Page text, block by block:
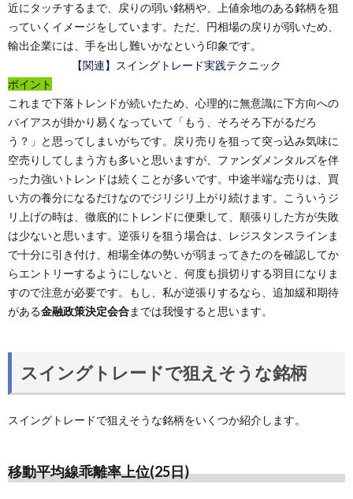
近にタッチするまで、戻りの弱い銘柄や、上値余地のある銘柄を狙
っていくイメージをしています。ただ、円相場の戻りが弱いため、
輸出企業には、手を出し難いかなという印象です。
【関連】スイングトレード実践テクニック
ポイント
これまで下落トレンドが続いたため、心理的に無意識に下方向への
バイアスが掛かり易くなっていて「もう、そろそろ下がるだろ
う？」と思ってしまいがちです。戻り売りを狙って突っ込み気味に
空売りしてしまう方も多いと思いますが、ファンダメンタルズを伴
った力強いトレンドは続くことが多いです。中途半端な売りは、買
い方の養分になるだけなのでジリジリ上がり続けます。こういうジ
リ上げの時は、徹底的にトレンドに便乗して、順張りした方が失敗
は少ないと思います。逆張りを狙う場合は、レジスタンスラインま
で十分に引き付け、相場全体の勢いが弱まってきたのを確認してか
らエントリーするようにしないと、何度も損切りする羽目になりま
すので注意が必要です。もし、私が逆張りするなら、追加緩和期待
がある金融政策決定会合までは我慢すると思います。
スイングトレードで狙えそうな銘柄
スイングトレードで狙えそうな銘柄をいくつか紹介します。
移動平均線乖離率上位(25日)